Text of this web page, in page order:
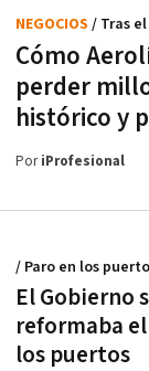
Cómo
perder
histórico y
NEGOCIOS / Tras
PoriProfesional
El Gobierno
reformaba
los puertos
/ Paro en los